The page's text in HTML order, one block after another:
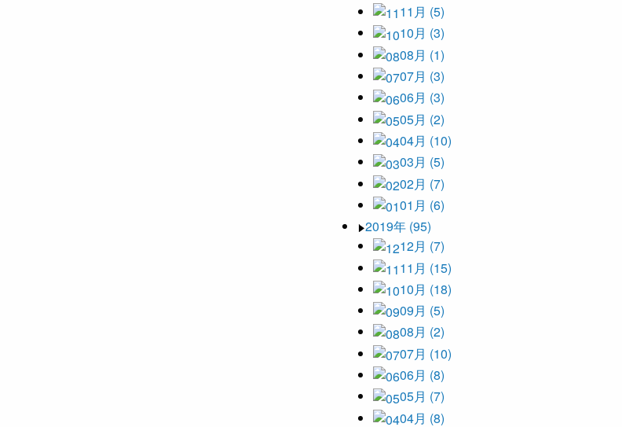
11月 (5)
10月 (3)
08月 (1)
07月 (3)
06月 (3)
05月 (2)
04月 (10)
03月 (5)
02月 (7)
01月 (6)
2019年 (95)
12月 (7)
11月 (15)
10月 (18)
09月 (5)
08月 (2)
07月 (10)
06月 (8)
05月 (7)
04月 (8)